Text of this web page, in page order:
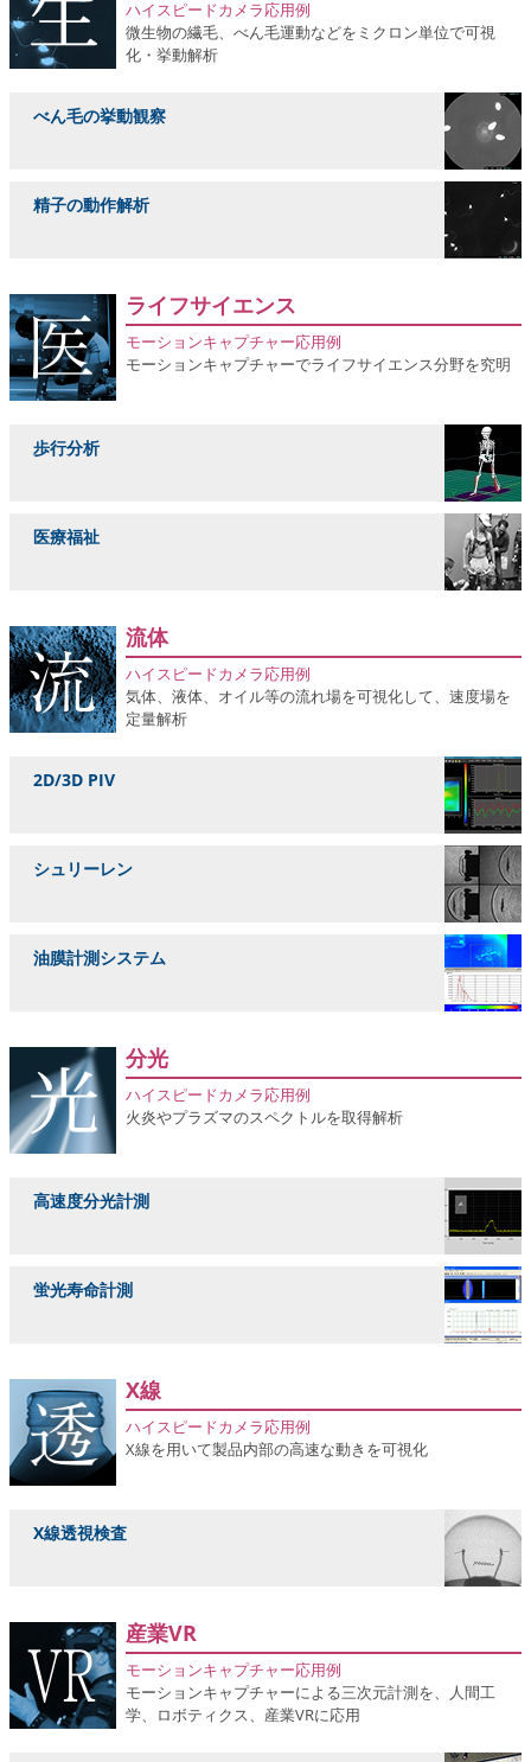
ハイスピードカメラ応用例
微生物の繊毛、べん毛運動などをミクロン単位で可視
化・挙動解析
べん毛の挙動観察
精子の動作解析
ライフサイエンス
モーションキャプチャー応用例
モーションキャプチャーでライフサイエンス分野を究明
歩行分析
医療福祉
流体
ハイスピードカメラ応用例
気体、液体、オイル等の流れ場を可視化して、速度場を
定量解析
2D/3D PIV
シュリーレン
油膜計測システム
分光
ハイスピードカメラ応用例
火炎やプラズマのスペクトルを取得解析
高速度分光計測
蛍光寿命計測
X線
ハイスピードカメラ応用例
X線を用いて製品内部の高速な動きを可視化
X線透視検査
産業VR
モーションキャプチャー応用例
モーションキャプチャーによる三次元計測を、人間工
学、ロボティクス、産業VRに応用